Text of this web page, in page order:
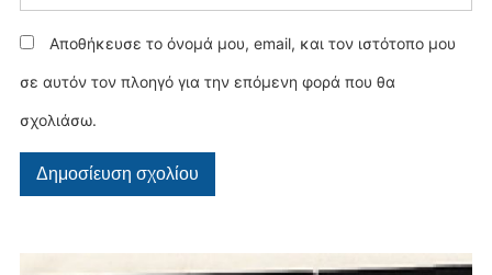
Αποθήκευσε το όνομά μου, email, και τον ιστότοπο μου
σε αυτόν τον πλοηγό για την επόμενη φορά που θα
σχολιάσω.